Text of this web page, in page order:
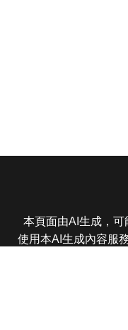
本頁面由AI生成，可
使用本AI生成內容服